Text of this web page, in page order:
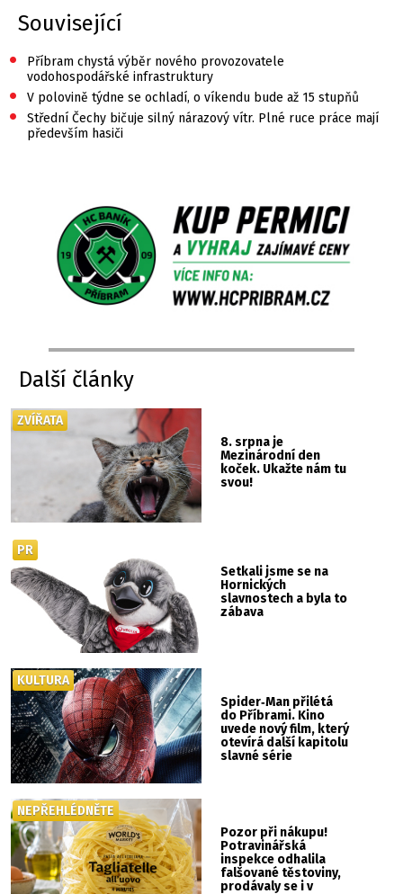
Související
•
Příbram chystá výběr nového provozovatele
vodohospodářské infrastruktury
• V polovině týdne se ochladí, o víkendu bude až 15 stupňů
•
Střední Čechy bičuje silný nárazový vítr. Plné ruce práce mají
především hasiči
Další články
8. srpna je
Mezinárodní den
koček. Ukažte nám tu
svou!
ZVÍŘATA
Setkali jsme se na
Hornických
slavnostech a byla to
zábava
PR
Spider‑Man přilétá
do Příbrami. Kino
uvede nový film, který
otevírá další kapitolu
slavné série
KULTURA
Pozor při nákupu!
Potravinářská
inspekce odhalila
falšované těstoviny,
prodávaly se i v
NEPŘEHLÉDNĚTE